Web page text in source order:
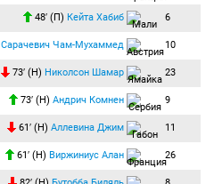
48′ (П) Кейта Хабиб 6
Сарачевич Чам-Мухаммед 10
73′ (Н) Николсон Шамар 23
73′ (Н) Андрич Комнен 9
61′ (Н) Аллевина Джим 11
61′ (Н) Виржиниус Алан 26